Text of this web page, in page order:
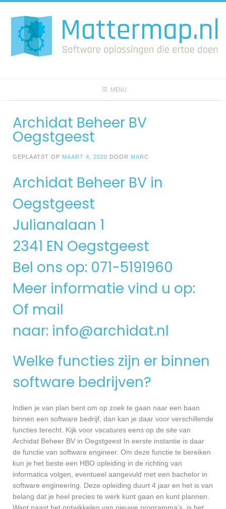
naar
inhoud
MENU
Archidat Beheer BV
Oegstgeest
GEPLAATST OP MAART 4, 2020 DOOR MARC
Archidat Beheer BV in
Oegstgeest
Julianalaan 1
2341 EN Oegstgeest
Bel ons op: 071-5191960
Meer informatie vind u op:
Of mail
naar: info@archidat.nl
Welke functies zijn er binnen
software bedrijven?
Indien je van plan bent om op zoek te gaan naar een baan
binnen een software bedrijf, dan kan je daar voor verschillende
functies terecht. Kijk voor vacatures eens op de site van
Archidat Beheer BV in Oegstgeest In eerste instantie is daar
de functie van software engineer. Om deze functie te bereiken
kun je het beste een HBO opleiding in de richting van
informatica volgen, eventueel aangevuld met een bachelor in
software engineering. Deze opleiding duurt 4 jaar en het is van
belang dat je heel precies te werk kunt gaan en kunt plannen.